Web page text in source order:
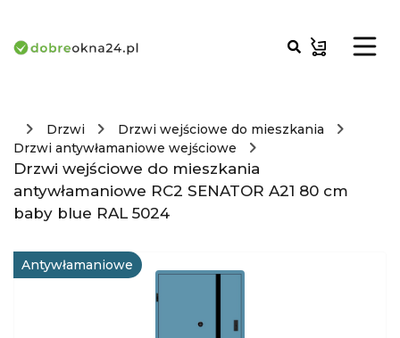
Drzwi
Drzwi wejściowe do mieszkania
Drzwi antywłamaniowe wejściowe
Drzwi wejściowe do mieszkania
antywłamaniowe RC2 SENATOR A21 80 cm
baby blue RAL 5024
Antywłamaniowe